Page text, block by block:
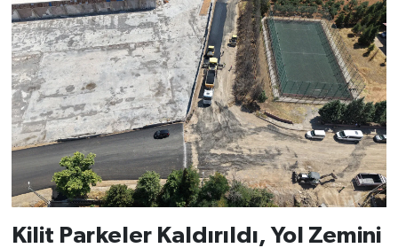
Kilit Parkeler Kaldırıldı, Yol Zemini
OTOMOBİL
MİZAH
TARİH
Genel